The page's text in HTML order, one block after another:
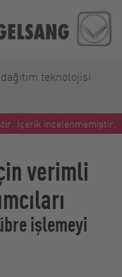
dağıtım teknolojisi
İçerik incelenmemiştir.
verimli
işlemeyi